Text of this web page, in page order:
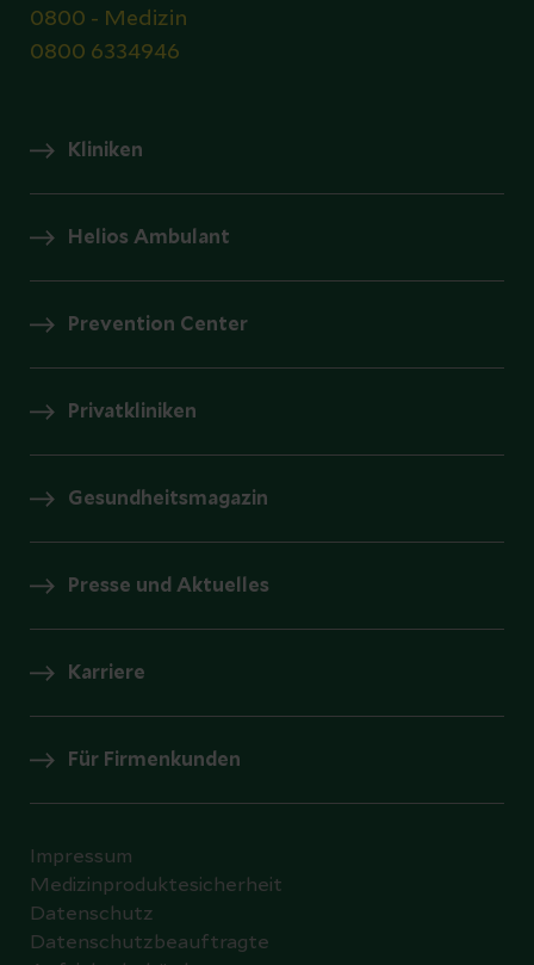
0800 - Medizin
0800 6334946
Kliniken
Helios Ambulant
Prevention Center
Privatkliniken
Gesundheitsmagazin
Presse und Aktuelles
Karriere
Für Firmenkunden
Impressum
Medizinproduktesicherheit
Datenschutz
Datenschutzbeauftragte